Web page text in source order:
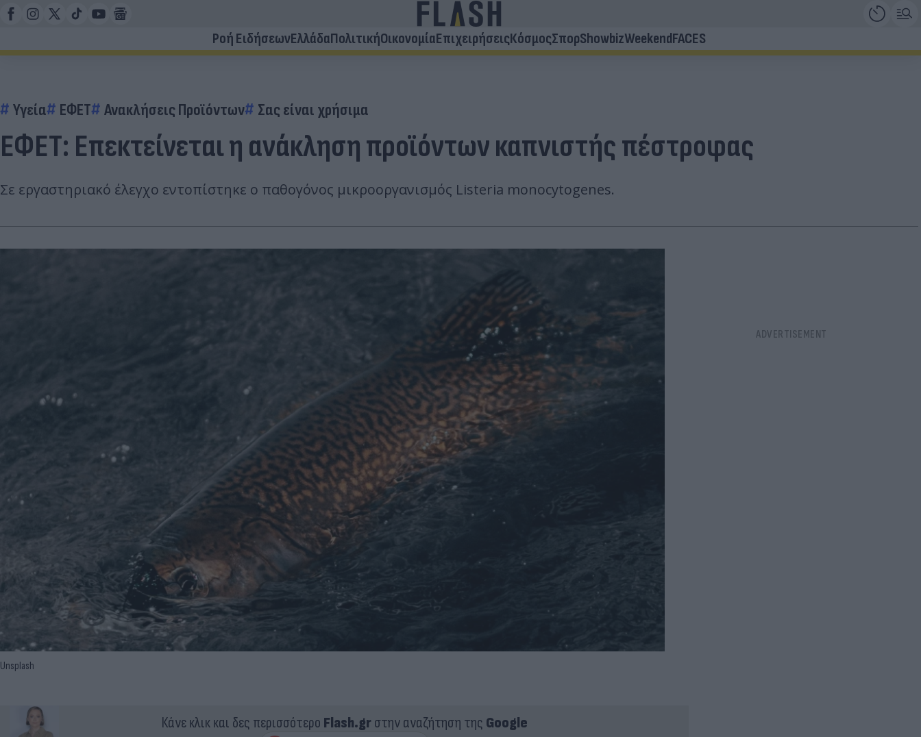
Ροή ΕιδήσεωνΕλλάδαΠολιτικήΟικονομίαΕπιχειρήσειςΚόσμοςΣπορShowbizWeekendFACES
Υγεία ΕΦΕΤ Ανακλήσεις Προϊόντων Σας είναι χρήσιμα
ΕΦΕΤ: Επεκτείνεται η ανάκληση προϊόντων καπνιστής πέστροφας
Σε εργαστηριακό έλεγχο εντοπίστηκε ο παθογόνος μικροοργανισμός Listeria monocytogenes.
Unsplash
Κάνε κλικ και δες περισσότερο Flash.grστην αναζήτηση της Google